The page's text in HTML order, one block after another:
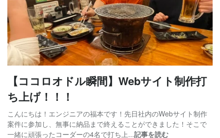
【ココロオドル瞬間】Webサイト制作打
ち上げ！！！
こんにちは！エンジニアの福本です！先日社内のWebサイト制作
案件に参加し、無事に納品まで終えることができました！そこで
一緒に頑張ったコーダーの4名で打ち上...記事を読む